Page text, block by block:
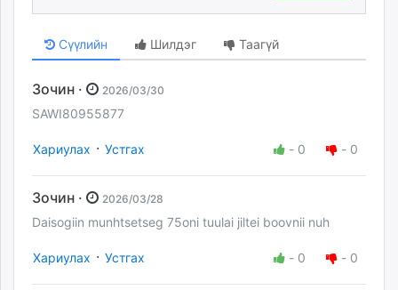
Сүүлийн Шилдэг Таагүй
Зочин · 2026/03/30
SAWI80955877
Хариулах · Устгах - 0 - 0
Зочин · 2026/03/28
Daisogiin munhtsetseg 75oni tuulai jiltei boovnii nuh
Хариулах · Устгах - 0 - 0